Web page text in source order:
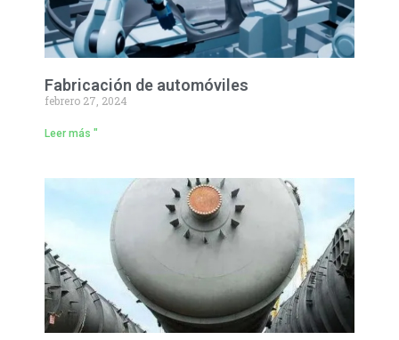
Fabricación de automóviles
febrero 27, 2024
Leer más "